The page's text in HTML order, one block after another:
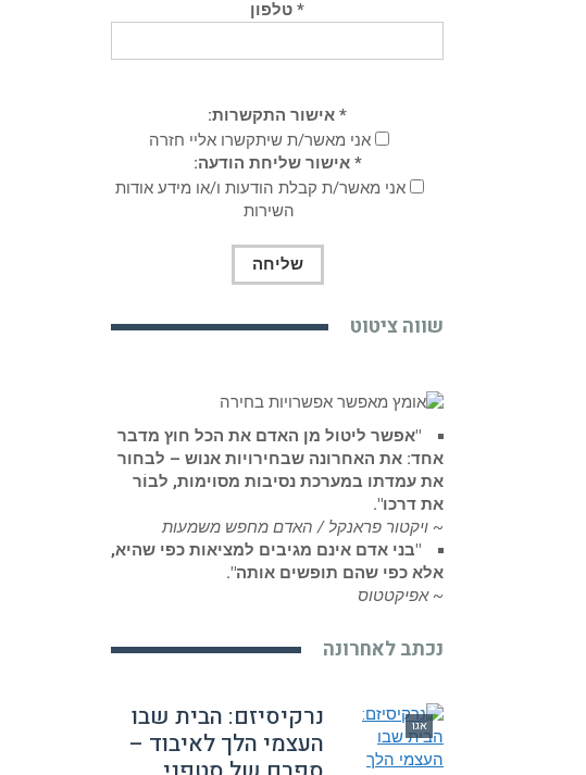
* טלפון
* אישור התקשרות:
אני מאשר/ת שיתקשרו אליי חזרה
* אישור שליחת הודעה:
אני מאשר/ת קבלת הודעות ו/או מידע אודות
השירות
שווה ציטוט
"אפשר ליטול מן האדם את הכל חוץ מדבר
אחד: את האחרונה שבחירויות אנוש – לבחור
את עמדתו במערכת נסיבות מסוימות, לבוֹר
את דרכו".
~ ויקטור פראנקל / האדם מחפש משמעות
"בני אדם אינם מגיבים למציאות כפי שהיא,
אלא כפי שהם תופשים אותה".
~ אפיקטטוס
נכתב לאחרונה
אגו
נרקיסיזם: הבית שבו
העצמי הלך לאיבוד –